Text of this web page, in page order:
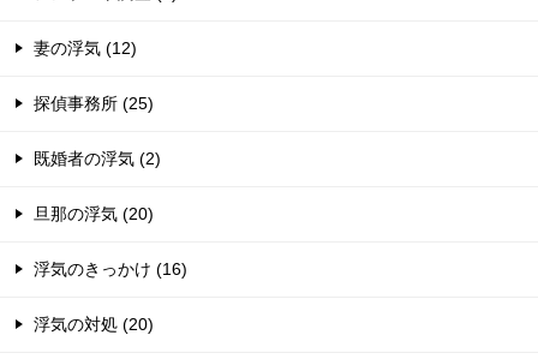
妻の浮気 (12)
探偵事務所 (25)
既婚者の浮気 (2)
旦那の浮気 (20)
浮気のきっかけ (16)
浮気の対処 (20)